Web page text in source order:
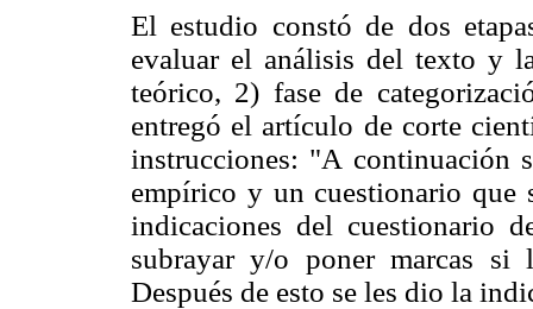
El estudio constó de dos
evaluar el análisis del texto y
teórico, 2) fase de
entregó el artículo de corte
instrucciones: "A continuación
empírico y un cuestionario que
indicaciones del cuestionario
subrayar y/o poner marcas
Después de esto se les dio la